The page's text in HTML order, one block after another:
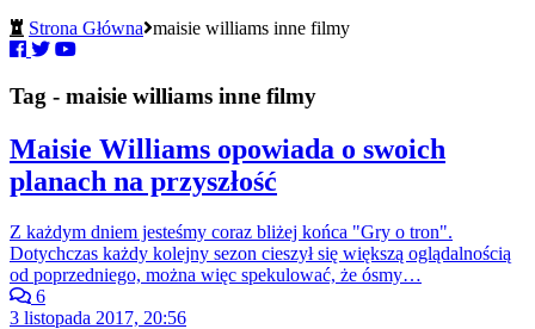
Strona Główna maisie williams inne filmy
Tag - maisie williams inne filmy
Maisie Williams opowiada o swoich
planach na przyszłość
Z każdym dniem jesteśmy coraz bliżej końca "Gry o tron".
Dotychczas każdy kolejny sezon cieszył się większą oglądalnością
od poprzedniego, można więc spekulować, że ósmy…
6
3 listopada 2017, 20:56